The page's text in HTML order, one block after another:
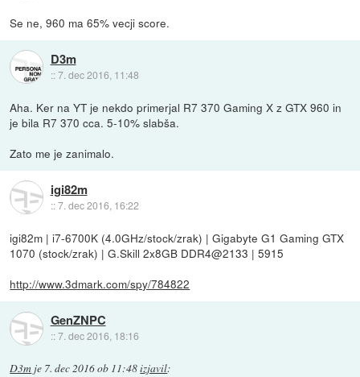
Se ne, 960 ma 65% vecji score.
D3m
::7. dec 2016, 11:48
Aha. Ker na YT je nekdo primerjal R7 370 Gaming X z GTX 960 in
je bila R7 370 cca. 5-10% slabša.
Zato me je zanimalo.
igi82m
::7. dec 2016, 16:22
igi82m | i7-6700K (4.0GHz/stock/zrak) | Gigabyte G1 Gaming GTX
1070 (stock/zrak) | G.Skill 2x8GB DDR4@2133 | 5915
http://www.3dmark.com/spy/784822
GenZNPC
::7. dec 2016, 18:16
D3m je 7. dec 2016 ob 11:48izjavil: